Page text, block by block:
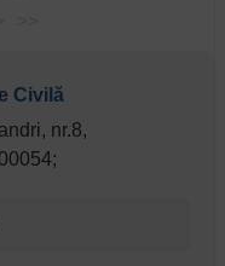
Civilă
nr.8,